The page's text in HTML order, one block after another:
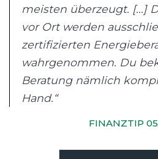
meisten überzeugt. [...]
vor Ort werden
zertifizierten
wahrgenommen. Du
Beratung nämlich
Hand.“
FINANZTIP